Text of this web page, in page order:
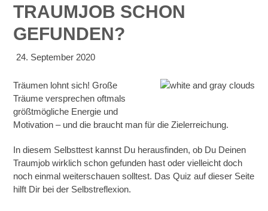
TRAUMJOB SCHON
GEFUNDEN?
24. September 2020
Träumen lohnt sich! Große
Träume versprechen oftmals
größtmögliche Energie und
Motivation – und die braucht man für die Zielerreichung.
In diesem Selbsttest kannst Du herausfinden, ob Du Deinen
Traumjob wirklich schon gefunden hast oder vielleicht doch
noch einmal weiterschauen solltest. Das Quiz auf dieser Seite
hilft Dir bei der Selbstreflexion.